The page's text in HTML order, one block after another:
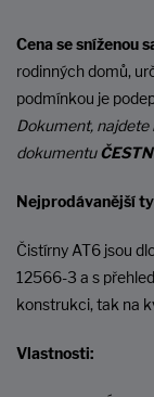
Cena se sníženou
rodinných domů,
podmínkou je
Dokument, najdete
dokumentu
Nejprodávanější
Čistírny AT6 jsou
12566-3 a s
konstrukci, tak na
Vlastnosti: